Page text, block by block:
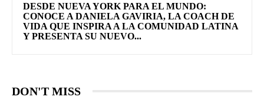
DESDE NUEVA YORK PARA EL MUNDO:
CONOCE A DANIELA GAVIRIA, LA COACH DE
VIDA QUE INSPIRA A LA COMUNIDAD LATINA
Y PRESENTA SU NUEVO...
DON'T MISS